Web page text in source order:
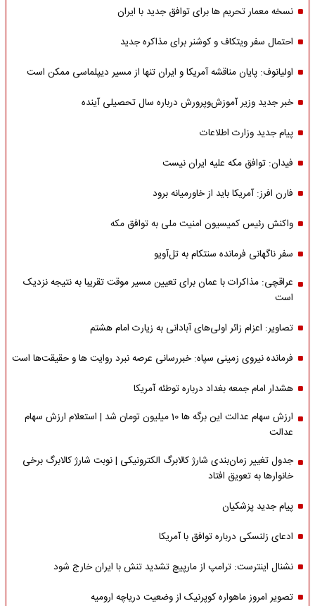
نسخه معمار تحریم ها برای توافق جدید با ایران
احتمال سفر ویتکاف و کوشنر برای مذاکره جدید
اولیانوف: پایان مناقشه آمریکا و ایران تنها از مسیر دیپلماسی ممکن است
خبر جدید وزیر آموزش‌وپرورش درباره سال تحصیلی آینده
پیام جدید وزارت اطلاعات
فیدان: توافق مکه علیه ایران نیست
فارن افرز: آمریکا باید از خاورمیانه برود
واکنش رئیس کمیسیون امنیت ملی به توافق مکه
سفر ناگهانی فرمانده سنتکام به تل‌آویو
عراقچی: مذاکرات با عمان برای تعیین مسیر موقت تقریبا به نتیجه نزدیک
است
تصاویر: اعزام زائر اولی‌های آبادانی به زیارت امام هشتم
فرمانده نیروی زمینی سپاه: خبررسانی عرصه نبرد روایت ها و حقیقت‌ها است
هشدار امام جمعه بغداد درباره توطئه آمریکا
ارزش سهام عدالت این برگه ها 10 میلیون تومان شد | استعلام ارزش سهام
عدالت
جدول تغییر زمان‌بندی شارژ کالابرگ الکترونیکی | نوبت شارژ کالابرگ برخی
خانوارها به تعویق افتاد
پیام جدید پزشکیان
ادعای زلنسکی درباره توافق با آمریکا
نشنال اینترست: ترامپ از مارپیچ تشدید تنش با ایران خارج شود
تصویر امروز ماهواره کوپرنیک از وضعیت دریاچه ارومیه